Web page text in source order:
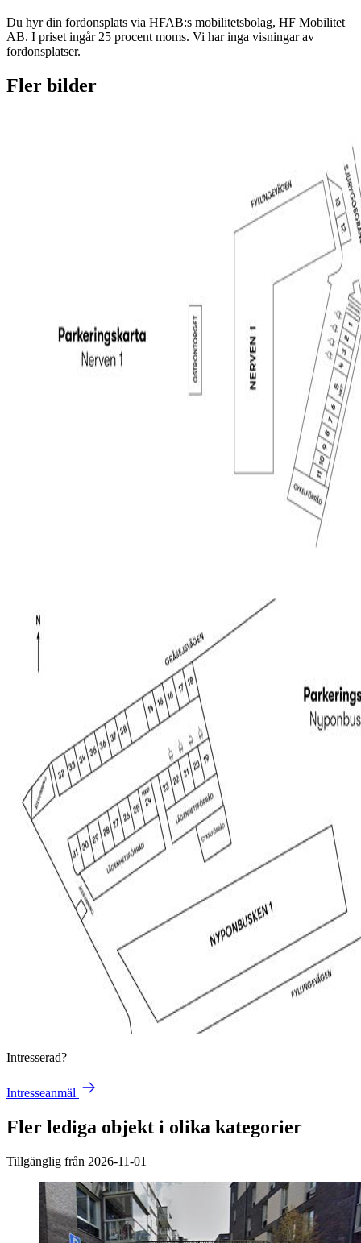
Du hyr din fordonsplats via HFAB:s mobilitetsbolag, HF Mobilitet
AB. I priset ingår 25 procent moms. Vi har inga visningar av
fordonsplatser.
Fler bilder
Intresserad?
Intresseanmäl
Fler lediga objekt i olika kategorier
Tillgänglig från 2026-11-01